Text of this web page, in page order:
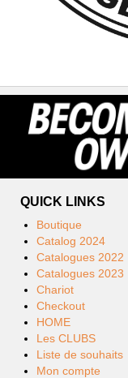
QUICK LINKS
Boutique
Catalog 2024
Catalogues 2022
Catalogues 2023
Chariot
Checkout
HOME
Les CLUBS
Liste de souhaits
Mon compte